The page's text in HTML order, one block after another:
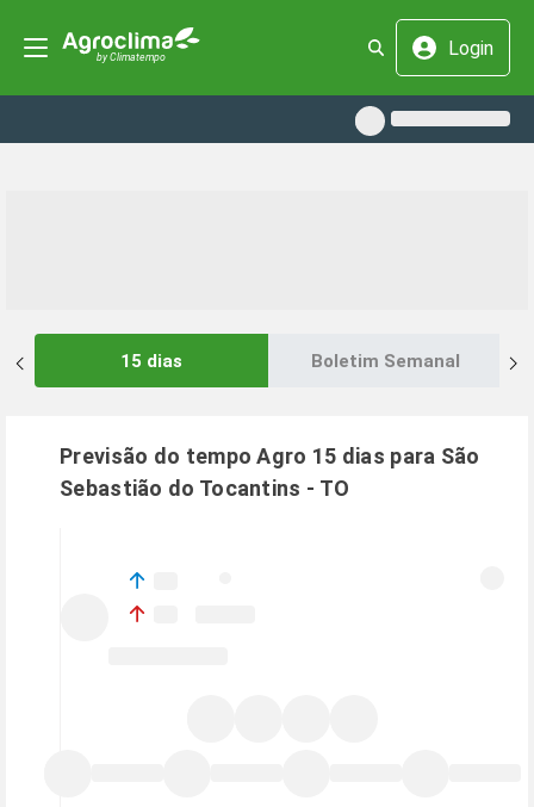
Login
15 dias Boletim Semanal
Previsão do tempo Agro 15 dias para São
Sebastião do Tocantins - TO